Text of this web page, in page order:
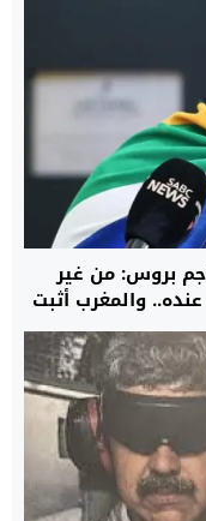
بروس: من غير
والمغرب أثبت
تظاهرات كبرى